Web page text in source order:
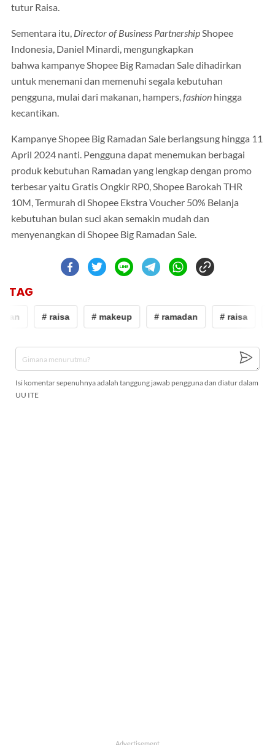
tutur Raisa.
Sementara itu, Director of Business PartnershipShopee
Indonesia, Daniel Minardi, mengungkapkan
bahwa kampanye Shopee Big Ramadan Sale dihadirkan
untuk menemani dan memenuhi segala kebutuhan
pengguna, mulai dari makanan, hampers,fashion hingga
kecantikan.
Kampanye Shopee Big Ramadan Sale berlangsung hingga 11
April 2024 nanti. Pengguna dapat menemukan berbagai
produk kebutuhan Ramadan yang lengkap dengan promo
terbesar yaitu Gratis Ongkir RP0, Shopee Barokah THR
10M, Termurah di Shopee Ekstra Voucher 50% Belanja
kebutuhan bulan suci akan semakin mudah dan
menyenangkan di Shopee Big Ramadan Sale.
TAG
# raisa # makeup # ramadan # raisa
Isi komentar sepenuhnya adalah tanggung jawab pengguna dan diatur dalam
UU ITE